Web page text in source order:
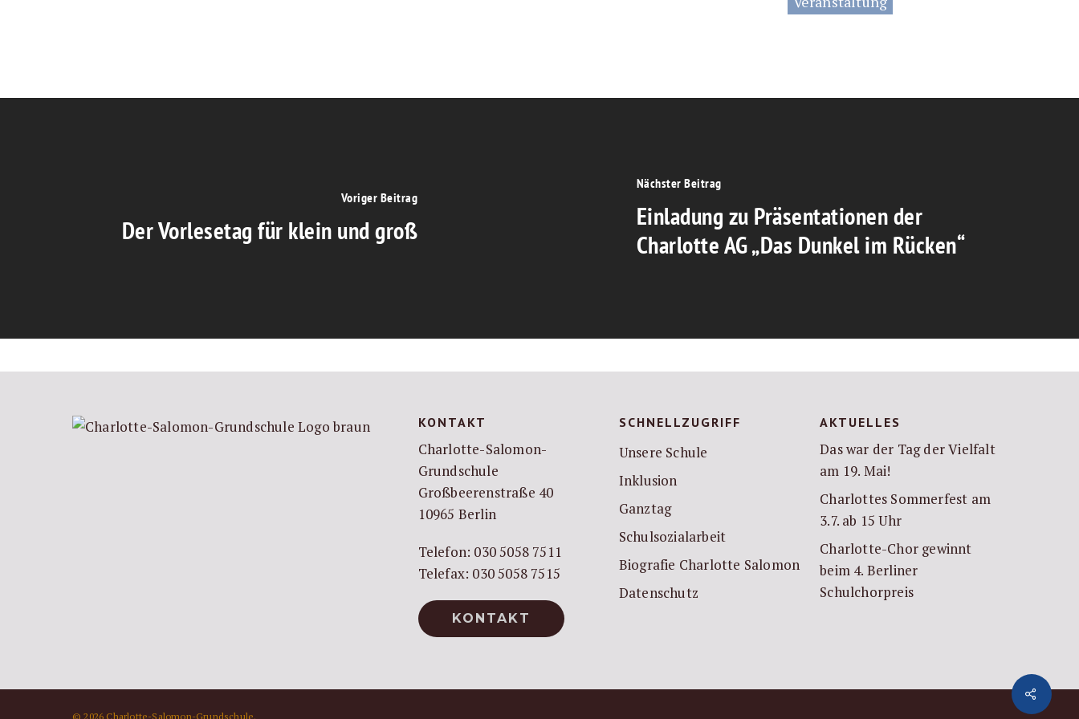
Voriger Beitrag
Der Vorlesetag für klein und groß
Nächster Beitrag
Einladung zu Präsentationen der
Charlotte AG „Das Dunkel im Rücken“
KONTAKT
Charlotte-Salomon-
Grundschule
Großbeerenstraße 40
10965 Berlin
Telefon: 030 5058 7511
Telefax: 030 5058 7515
KONTAKT
SCHNELLZUGRIFF
Unsere Schule
Inklusion
Ganztag
Schulsozialarbeit
Biografie Charlotte Salomon
Datenschutz
AKTUELLES
Das war der Tag der Vielfalt
am 19. Mai!
Charlottes Sommerfest am
3.7. ab 15 Uhr
Charlotte-Chor gewinnt
beim 4. Berliner
Schulchorpreis
© 2026 Charlotte-Salomon-Grundschule.